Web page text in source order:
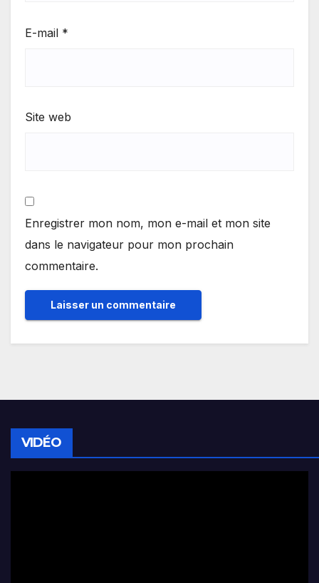
E-mail *
Site web
Enregistrer mon nom, mon e-mail et mon site
dans le navigateur pour mon prochain
commentaire.
VIDÉO